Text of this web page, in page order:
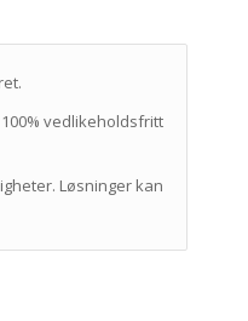
vedlikeholdsfritt
Løsninger kan